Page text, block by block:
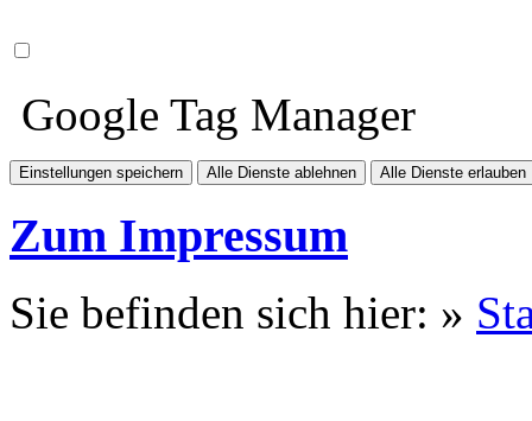
Google Tag Manager
Einstellungen speichern Alle Dienste ablehnen Alle Dienste erlauben
Zum Impressum
Sie befinden sich hier: »